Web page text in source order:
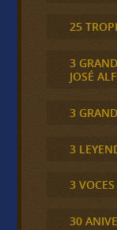
25
3
JOSÉ
3
3
3
30